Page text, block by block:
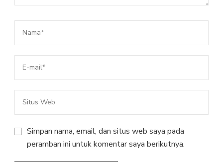
Simpan nama, email, dan situs web saya pada
peramban ini untuk komentar saya berikutnya.